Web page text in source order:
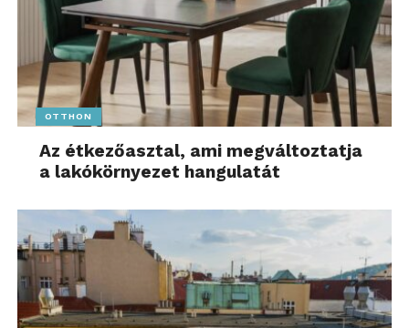
OTTHON
Az étkezőasztal, ami megváltoztatja
a lakókörnyezet hangulatát